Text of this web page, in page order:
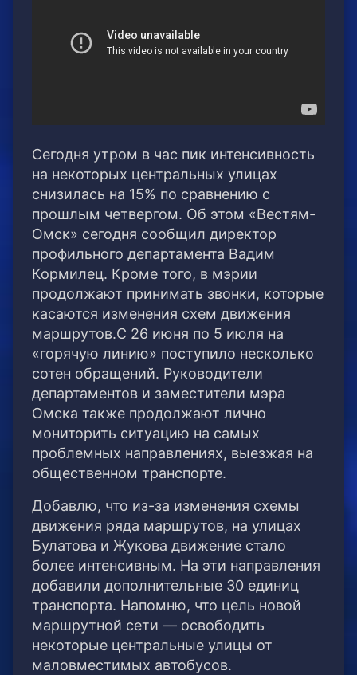
Сегодня утром в час пик интенсивность
на некоторых центральных улицах
снизилась на 15% по сравнению с
прошлым четвергом. Об этом «Вестям-
Омск» сегодня сообщил директор
профильного департамента Вадим
Кормилец. Кроме того, в мэрии
продолжают принимать звонки, которые
касаются изменения схем движения
маршрутов.С 26 июня по 5 июля на
«горячую линию» поступило несколько
сотен обращений. Руководители
департаментов и заместители мэра
Омска также продолжают лично
мониторить ситуацию на самых
проблемных направлениях, выезжая на
общественном транспорте.
Добавлю, что из-за изменения схемы
движения ряда маршрутов, на улицах
Булатова и Жукова движение стало
более интенсивным. На эти направления
добавили дополнительные 30 единиц
транспорта. Напомню, что цель новой
маршрутной сети — освободить
некоторые центральные улицы от
маловместимых автобусов.